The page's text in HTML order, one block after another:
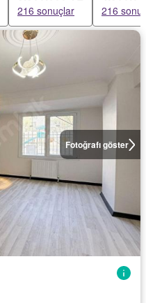
216 sonuçlar 216
Fotoğrafı göster